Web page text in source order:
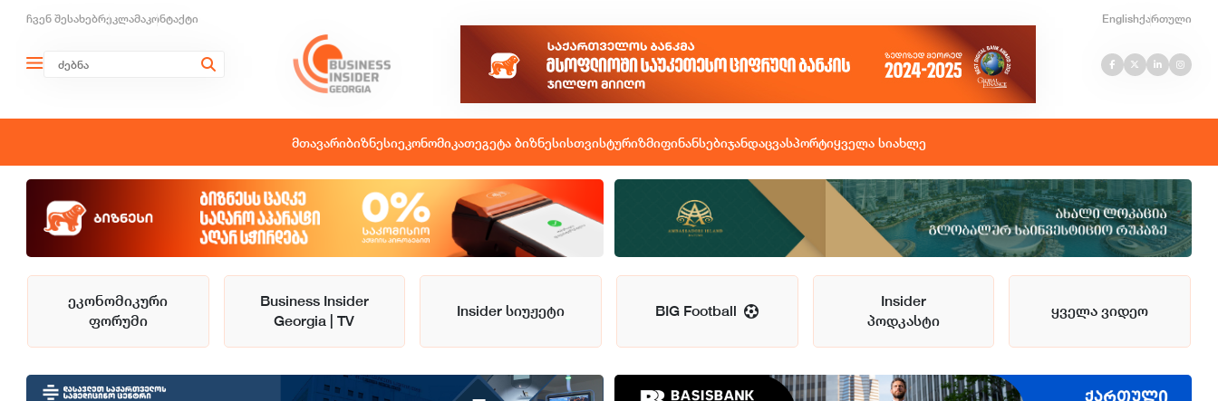
ჩვენ შესახებრეკლამაკონტაქტი Englishქართული
მთავარიბიზნესიეკონომიკათეგეტა ბიზნესისთვისტურიზმიფინანსებიჯანდაცვასპორტიყველა სიახლე
ეკონომიკური
ფორუმი
Business Insider
Georgia | TV
Insider სიუჟეტი BIG Football
Insider
პოდკასტი
ყველა ვიდეო